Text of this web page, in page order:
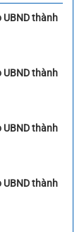
UBND thành
UBND thành
UBND thành
UBND thành